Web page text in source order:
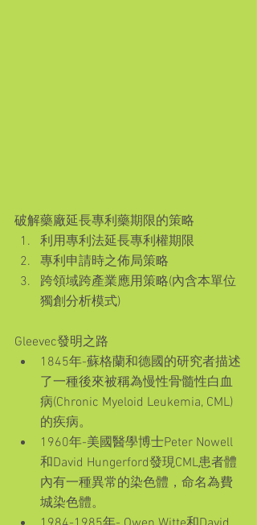
破解藥廠延長專利藥期限的策略
利用專利法延長專利權期限
專利申請時之佈局策略
跨領域跨產業應用策略(內含本單位
獨創分析模式)
Gleevec發明之路
1845年-蘇格蘭和德國的研究者描述
了一種後來被稱為慢性骨髓性白血
病(Chronic Myeloid Leukemia, CML)
的疾病。
1960年-美國醫學博士Peter Nowell
和David Hungerford發現CML患者體
內有一種異常的染色體，命名為費
城染色體。